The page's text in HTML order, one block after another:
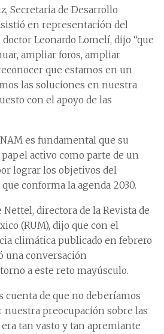
Secretaria de Desarrollo
en representación del
Leonardo Lomelí, dijo “que
ampliar foros, ampliar
que estamos en un
las soluciones en nuestra
con el apoyo de las
es fundamental que su
activo como parte de un
lograr los objetivos del
conforma la agenda 2030.
Nettel, directora de la Revista de
(RUM), dijo que con el
climática publicado en febrero
una conversación
a este reto mayúsculo.
cuenta de que no deberíamos
preocupación sobre las
tan vasto y tan apremiante